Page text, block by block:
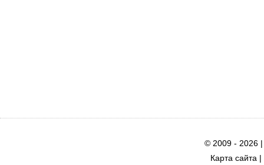
© 2009 - 2026
Карта сайта